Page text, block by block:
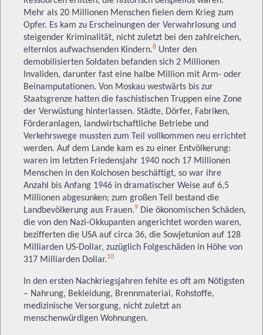
Mehr als 20 Millionen Menschen fielen dem Krieg zum
Opfer. Es kam zu Erscheinungen der Verwahrlosung und
steigender Kriminalität, nicht zuletzt bei den zahlreichen,
elternlos aufwachsenden Kindern.8 Unter den
demobilisierten Soldaten befanden sich 2 Millionen
Invaliden, darunter fast eine halbe Million mit Arm- oder
Beinamputationen. Von Moskau westwärts bis zur
Staatsgrenze hatten die faschistischen Truppen eine Zone
der Verwüstung hinterlassen. Städte, Dörfer, Fabriken,
Förderanlagen, landwirtschaftliche Betriebe und
Verkehrswege mussten zum Teil vollkommen neu errichtet
werden. Auf dem Lande kam es zu einer Entvölkerung:
waren im letzten Friedensjahr 1940 noch 17 Millionen
Menschen in den Kolchosen beschäftigt, so war ihre
Anzahl bis Anfang 1946 in dramatischer Weise auf 6,5
Millionen abgesunken; zum großen Teil bestand die
Landbevölkerung aus Frauen.9 Die ökonomischen Schäden,
die von den Nazi-Okkupanten angerichtet worden waren,
bezifferten die USA auf circa 36, die Sowjetunion auf 128
Milliarden US-Dollar, zuzüglich Folgeschäden in Höhe von
317 Milliarden Dollar.10
In den ersten Nachkriegsjahren fehlte es oft am Nötigsten
– Nahrung, Bekleidung, Brennmaterial, Rohstoffe,
medizinische Versorgung, nicht zuletzt an
menschenwürdigen Wohnungen.